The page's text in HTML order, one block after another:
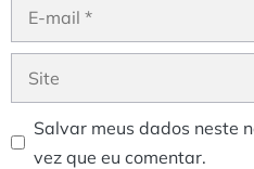
Salvar meus dados neste
vez que eu comentar.